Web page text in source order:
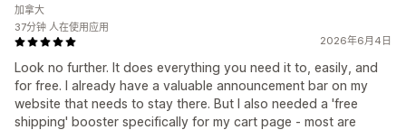
2026年6月4日
Look no further. It does everything you need it to, easily, and
for free. I already have a valuable announcement bar on my
website that needs to stay there. But I also needed a 'free
shipping' booster specifically for my cart page - most are
加拿大
37分钟 人在使用应用